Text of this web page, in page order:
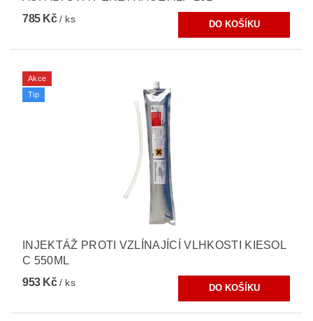
785 Kč/ ks
Akce
Tip
INJEKTÁŽ PROTI VZLÍNAJÍCÍ VLHKOSTI KIESOL
C 550ML
953 Kč/ ks